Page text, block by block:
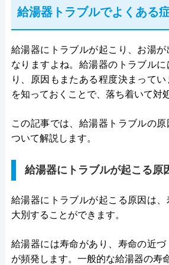
給湯器トラブルでよくある
給湯器にトラブルが起こり、お湯
なりますよね。給湯器のトラブル
り、原因もまたある程度決まって
を知っておくことで、落ち着いて対
この記事では、給湯器トラブルの
ついて解説します。
給湯器にトラブルが起こる原
給湯器にトラブルが起こる原因は
大別することができます。
給湯器には寿命があり、寿命の近
が頻発します。一般的な給湯器の寿